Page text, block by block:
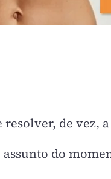
de vez,
assunto do